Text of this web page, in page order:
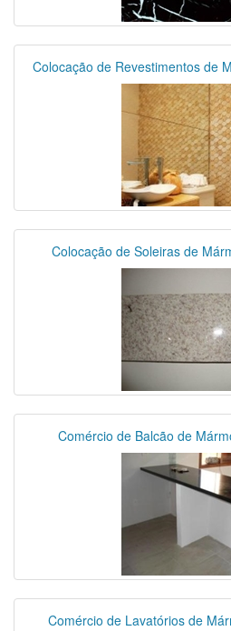
Colocação de Revestimentos de
Colocação de Soleiras de
Comércio de Balcão de
Comércio de Lavatórios de